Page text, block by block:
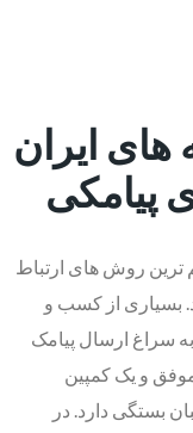
های ایران
پیامکی
ترین روش های ارتباط
بسیاری از کسب و
سراغ ارسال پیامک
موفق و یک کمپین
بستگی دارد. در